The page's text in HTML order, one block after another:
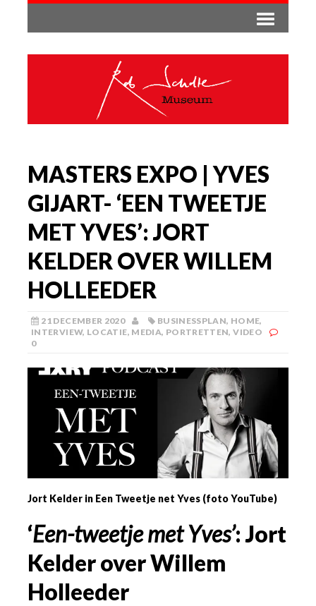
MASTERS EXPO | YVES
GIJART- ‘EEN TWEETJE
MET YVES’: JORT
KELDER OVER WILLEM
HOLLEEDER
21 DECEMBER 2020 BUSINESSPLAN, HOME,
INTERVIEW, LOCATIE, MEDIA, PORTRETTEN,VIDEO
0
Jort Kelder in Een Tweetje net Yves (foto YouTube)
‘Een-tweetje met Yves’: Jort
Kelder over Willem
Holleeder